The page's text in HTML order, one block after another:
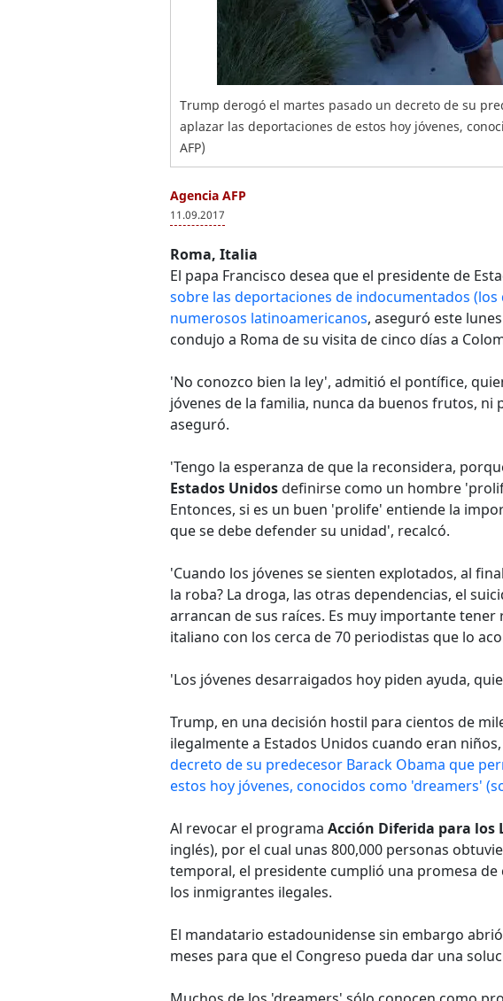
Trump derogó el martes pasado un decreto de su
aplazar las deportaciones de estos hoy jóvenes,
AFP)
Agencia AFP
11.09.2017
Roma, Italia
El papa Francisco desea que el presidente de
sobre las deportaciones de indocumentados (los
numerosos latinoamericanos, aseguró este
condujo a Roma de su visita de cinco días a
'No conozco bien la ley', admitió el pontífice,
jóvenes de la familia, nunca da buenos frutos, ni
aseguró.
'Tengo la esperanza de que la reconsidera,
Estados Unidosdefinirse como un hombre
Entonces, si es un buen 'prolife' entiende la
que se debe defender su unidad', recalcó.
'Cuando los jóvenes se sienten explotados, al
la roba? La droga, las otras dependencias, el
arrancan de sus raíces. Es muy importante
italiano con los cerca de 70 periodistas que lo
'Los jóvenes desarraigados hoy piden ayuda,
Trump, en una decisión hostil para cientos de
ilegalmente a Estados Unidos cuando eran niños,
decreto de su predecesor Barack Obama que
estos hoy jóvenes, conocidos como 'dreamers'
Al revocar el programa Acción Diferida para los
inglés), por el cual unas 800,000 personas
temporal, el presidente cumplió una promesa
los inmigrantes ilegales.
El mandatario estadounidense sin embargo
meses para que el Congreso pueda dar una